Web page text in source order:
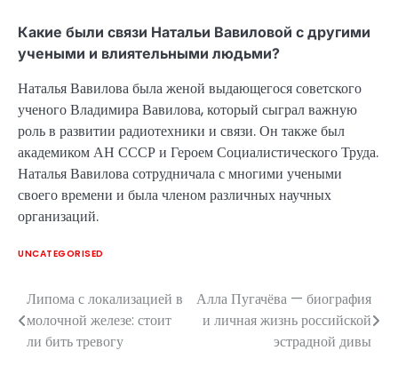
Какие были связи Натальи Вавиловой с другими
учеными и влиятельными людьми?
Наталья Вавилова была женой выдающегося советского
ученого Владимира Вавилова, который сыграл важную
роль в развитии радиотехники и связи. Он также был
академиком АН СССР и Героем Социалистического Труда.
Наталья Вавилова сотрудничала с многими учеными
своего времени и была членом различных научных
организаций.
UNCATEGORISED
Навигация
по
Липома с локализацией в
молочной железе: стоит
ли бить тревогу
Алла Пугачёва — биография
и личная жизнь российской
эстрадной дивы